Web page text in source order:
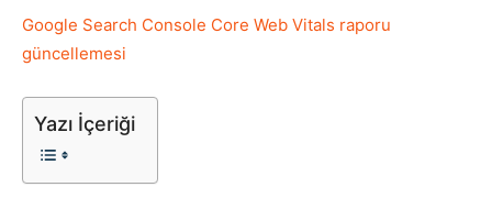
UI/UX
Google Search Console Core Web Vitals raporu
güncellemesi
Yazı İçeriği